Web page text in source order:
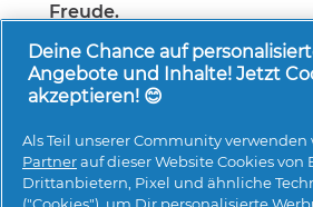
Freude.
Über uns Kontakt pg.com
Mehr Inspiration
Deine Chance auf
Angebote und Inhalte! Jetzt
akzeptieren! 😊
Als Teil unserer Community
Partnerauf dieser Website Cookies
Drittanbietern, Pixel und ähnliche